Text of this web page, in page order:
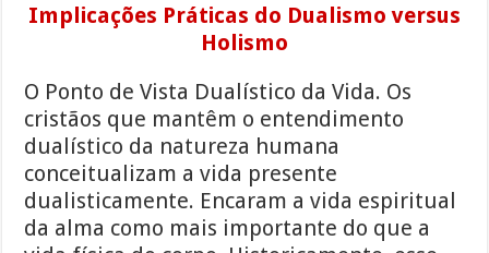
Implicações Práticas do Dualismo versus
Holismo
O Ponto de Vista Dualístico da Vida. Os
cristãos que mantêm o entendimento
dualístico da natureza humana
conceitualizam a vida presente
dualisticamente. Encaram a vida espiritual
da alma como mais importante do que a